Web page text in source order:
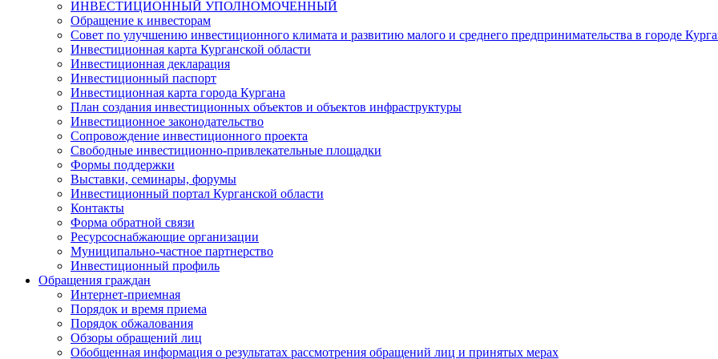
ИНВЕСТИЦИОННЫЙ УПОЛНОМОЧЕННЫЙ
Обращение к инвесторам
Совет по улучшению инвестиционного климата и развитию малого и среднего предпринимательства в городе
Инвестиционная карта Курганской области
Инвестиционная декларация
Инвестиционный паспорт
Инвестиционная карта города Кургана
План создания инвестиционных объектов и объектов инфраструктуры
Инвестиционное законодательство
Сопровождение инвестиционного проекта
Свободные инвестиционно-привлекательные площадки
Формы поддержки
Выставки, семинары, форумы
Инвестиционный портал Курганской области
Контакты
Форма обратной связи
Ресурсоснабжающие организации
Муниципально-частное партнерство
Инвестиционный профиль
Обращения граждан
Интернет-приемная
Порядок и время приема
Порядок обжалования
Обзоры обращений лиц
Обобщенная информация о результатах рассмотрения обращений лиц и принятых мерах